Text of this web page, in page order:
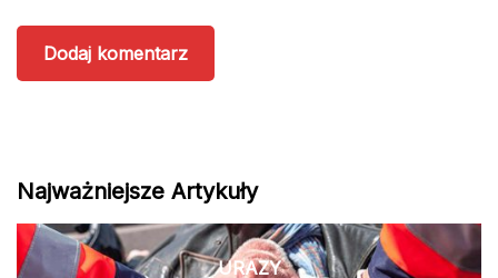
Najważniejsze Artykuły
URAZY